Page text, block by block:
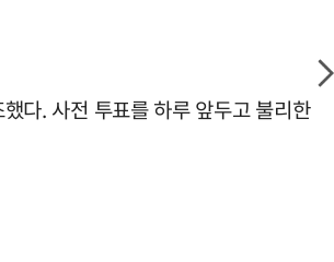
다. 사전 투표를 하루 앞두고 불리한